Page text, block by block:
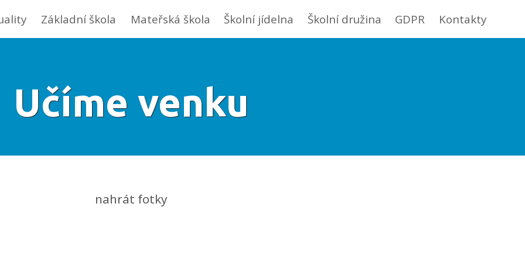
Základní škola Mateřská škola Školní jídelna Školní družina GDPR Kontakty
Učíme venku
nahrát fotky